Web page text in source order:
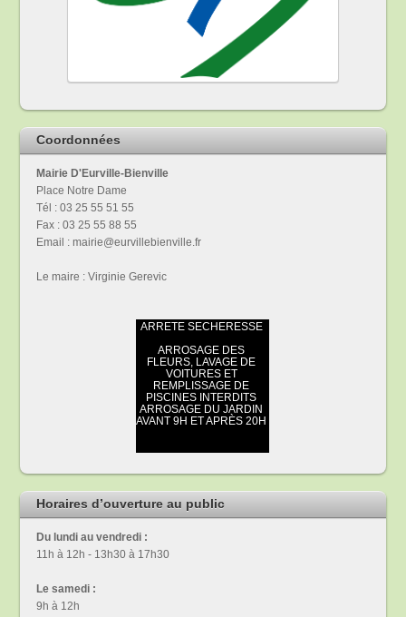
Coordonnées
Mairie D'Eurville-Bienville
Place Notre Dame
Tél : 03 25 55 51 55
Fax : 03 25 55 88 55
Email : mairie@eurvillebienville.fr
Le maire : Virginie Gerevic
Horaires d’ouverture au public
Du lundi au vendredi :
11h à 12h - 13h30 à 17h30
Le samedi :
9h à 12h